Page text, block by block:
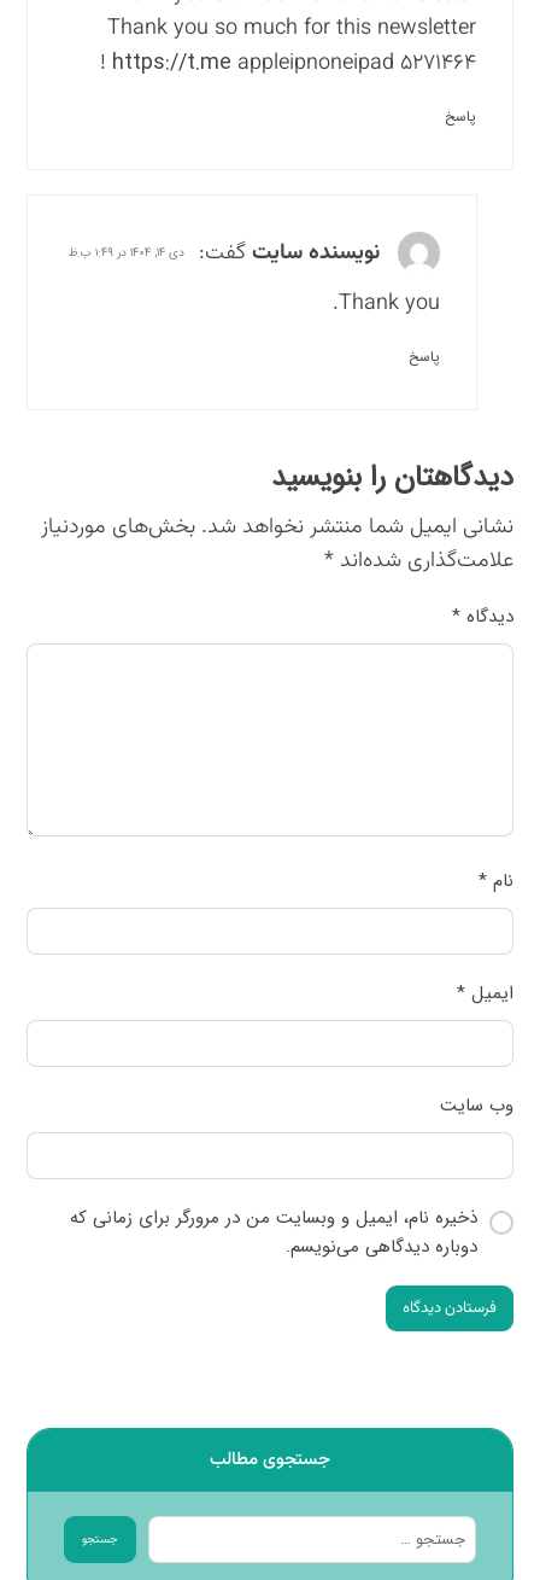
Thank you so much for this newsletter
۵۲۷۱۴۶۴
https://t.me appleipnoneipad !
پاسخ
نویسنده سایتگفت: دی ۱۴, ۱۴۰۴ در ۱:۴۹ ب.ظ
Thank you.
پاسخ
دیدگاهتان را بنویسید
نشانی ایمیل شما منتشر نخواهد شد. بخش‌های موردنیاز
علامت‌گذاری شده‌اند*
دیدگاه*
نام*
ایمیل*
وب‌ سایت
ذخیره نام، ایمیل و وبسایت من در مرورگر برای زمانی که
دوباره دیدگاهی می‌نویسم.
فرستادن دیدگاه
جستجوی مطالب
جستجو